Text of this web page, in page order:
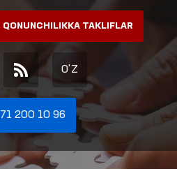
QONUNCHILIKKA TAKLIFLAR
O'Z
71 200 10 96